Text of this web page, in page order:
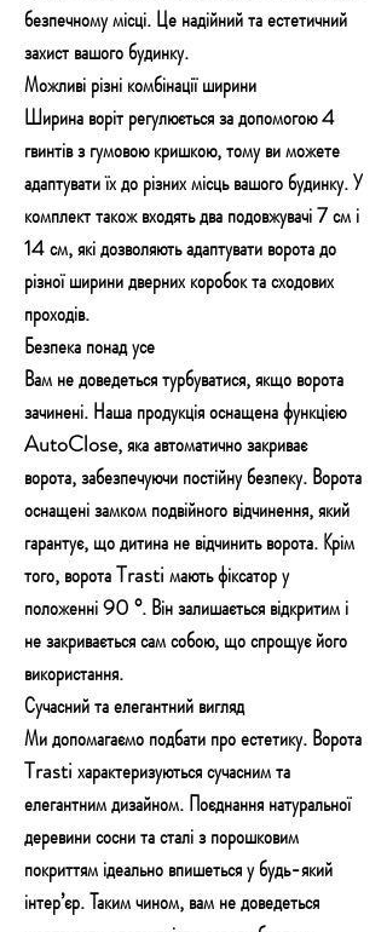
безпечному місці. Це надійний та естетичний
захист вашого будинку.
Можливі різні комбінації ширини
Ширина воріт регулюється за допомогою 4
гвинтів з гумовою кришкою, тому ви можете
адаптувати їх до різних місць вашого будинку. У
комплект також входять два подовжувачі 7 см і
14 см, які дозволяють адаптувати ворота до
різної ширини дверних коробок та сходових
проходів.
Безпека понад усе
Вам не доведеться турбуватися, якщо ворота
зачинені. Наша продукція оснащена функцією
AutoClose, яка автоматично закриває
ворота, забезпечуючи постійну безпеку. Ворота
оснащені замком подвійного відчинення, який
гарантує, що дитина не відчинить ворота. Крім
того, ворота Trasti мають фіксатор у
положенні 90 °. Він залишається відкритим і
не закривається сам собою, що спрощує його
використання.
Сучасний та елегантний вигляд
Ми допомагаємо подбати про естетику. Ворота
Trasti характеризуються сучасним та
елегантним дизайном. Поєднання натуральної
деревини сосни та сталі з порошковим
покриттям ідеально впишеться у будь-який
інтер’єр. Таким чином, вам не доведеться